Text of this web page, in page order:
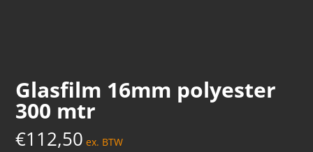
Glasfilm 16mm polyester
300 mtr
€112,50 ex. BTW